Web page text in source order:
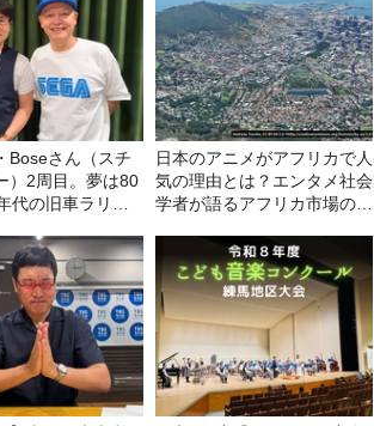
Boseさん（スチ
）2周目。夢は80
代の旧車ラリ
日本のアニメがアフリカで人
気の理由とは？エンタメ社会
学者が語るアフリカ市場のリ